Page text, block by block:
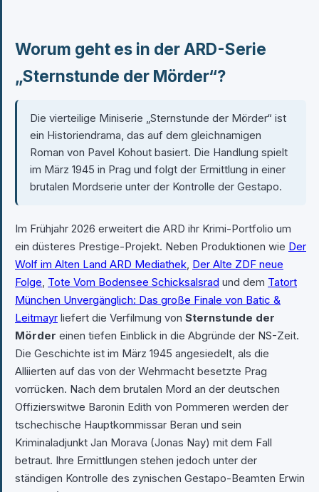
Worum geht es in der ARD-Serie
„Sternstunde der Mörder“?
Die vierteilige Miniserie „Sternstunde der Mörder“ ist
ein Historiendrama, das auf dem gleichnamigen
Roman von Pavel Kohout basiert. Die Handlung spielt
im März 1945 in Prag und folgt der Ermittlung in einer
brutalen Mordserie unter der Kontrolle der Gestapo.
Im Frühjahr 2026 erweitert die ARD ihr Krimi-Portfolio um
ein düsteres Prestige-Projekt. Neben Produktionen wie Der
Wolf im Alten Land ARD Mediathek, Der Alte ZDF neue
Folge, Tote Vom Bodensee Schicksalsrad und dem Tatort
München Unvergänglich: Das große Finale von Batic &
Leitmayr liefert die Verfilmung von Sternstunde der
Mörder einen tiefen Einblick in die Abgründe der NS-Zeit.
Die Geschichte ist im März 1945 angesiedelt, als die
Alliierten auf das von der Wehrmacht besetzte Prag
vorrücken. Nach dem brutalen Mord an der deutschen
Offizierswitwe Baronin Edith von Pommeren werden der
tschechische Hauptkommissar Beran und sein
Kriminaladjunkt Jan Morava (Jonas Nay) mit dem Fall
betraut. Ihre Ermittlungen stehen jedoch unter der
ständigen Kontrolle des zynischen Gestapo-Beamten Erwin